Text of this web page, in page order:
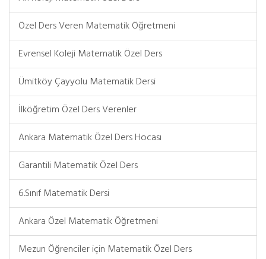
Özel Ders Veren Matematik Öğretmeni
Evrensel Koleji Matematik Özel Ders
Ümitköy Çayyolu Matematik Dersi
İlköğretim Özel Ders Verenler
Ankara Matematik Özel Ders Hocası
Garantili Matematik Özel Ders
6.Sınıf Matematik Dersi
Ankara Özel Matematik Öğretmeni
Mezun Öğrenciler için Matematik Özel Ders